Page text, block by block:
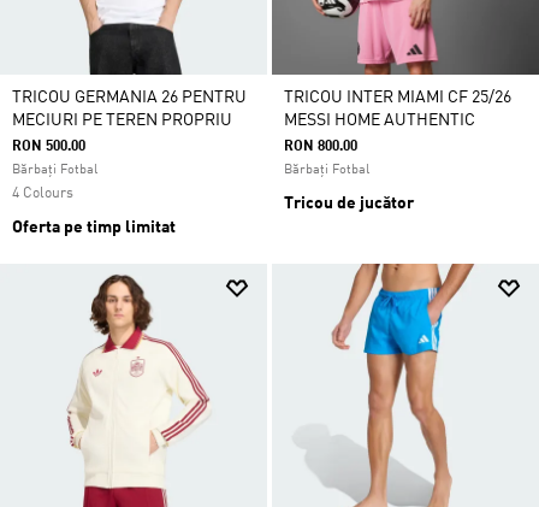
TRICOU GERMANIA 26 PENTRU
MECIURI PE TEREN PROPRIU
RON 500.00
Bărbați Fotbal
4 Colours
Oferta pe timp limitat
TRICOU INTER MIAMI CF 25/26
MESSI HOME AUTHENTIC
RON 800.00
Bărbați Fotbal
Tricou de jucător